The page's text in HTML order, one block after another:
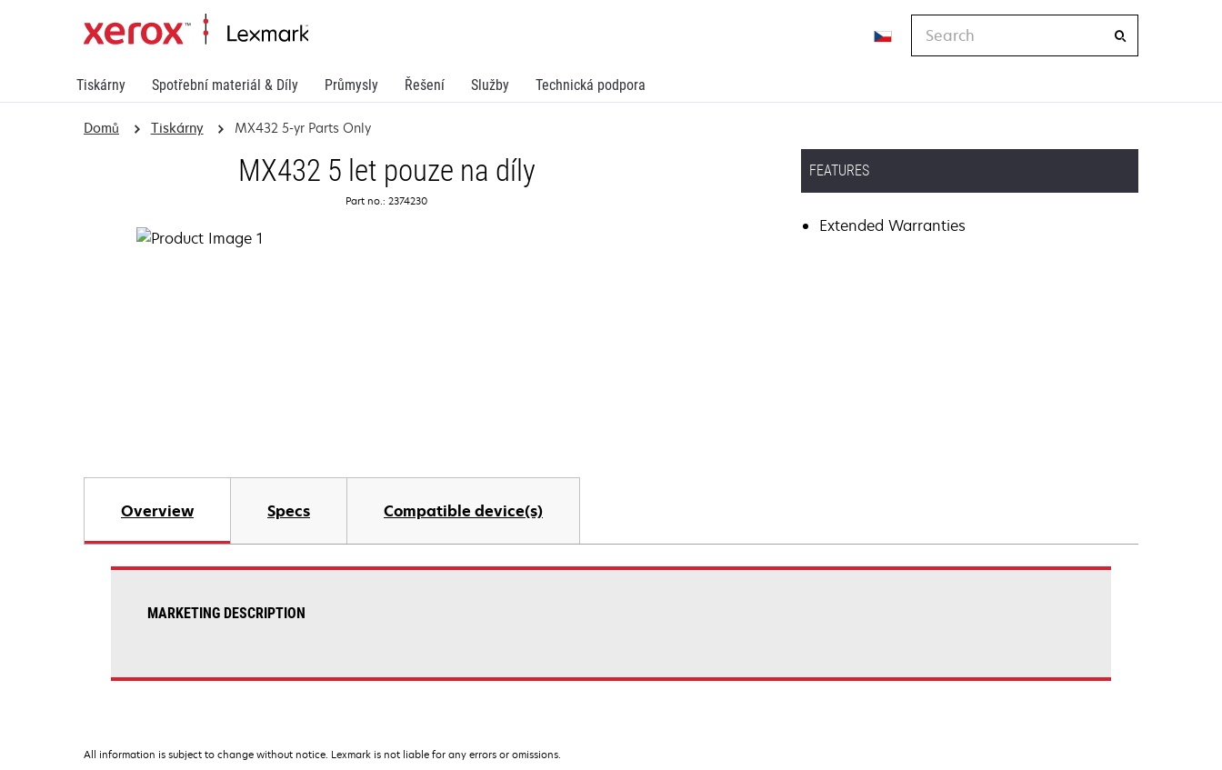
Tiskárny Spotřební materiál & Díly Průmysly Řešení Služby Technická podpora
Domů Tiskárny MX432 5-yr Parts Only
MX432 5 let pouze na díly
Part no.: 2374230
FEATURES
Extended Warranties
Overview Specs Compatible device(s)
MARKETING DESCRIPTION
All information is subject to change without notice. Lexmark is not liable for any errors or omissions.